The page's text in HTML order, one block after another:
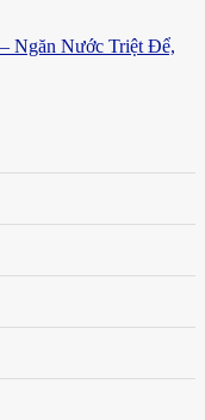
Ngăn Nước Triệt Để,